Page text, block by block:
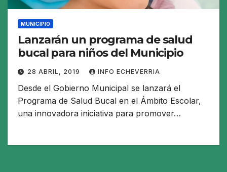
MUNICIPIO
Lanzarán un programa de salud
bucal para niños del Municipio
28 ABRIL, 2019 INFO ECHEVERRIA
Desde el Gobierno Municipal se lanzará el
Programa de Salud Bucal en el Ámbito Escolar,
una innovadora iniciativa para promover…